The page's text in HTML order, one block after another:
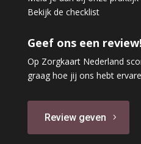
Bekijk de checklist
Geef ons een review!
Op Zorgkaart Nederland
graag hoe jij ons hebt
Review geven